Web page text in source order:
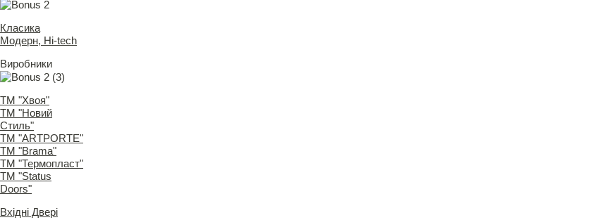
Класика
Модерн, Hi-tech
Виробники
ТМ "Хвоя"
ТМ "Новий
Стиль"
ТМ "ARTPORTE"
ТМ "Brama"
ТМ "Термопласт"
ТМ "Status
Doors"
Вхідні Двері